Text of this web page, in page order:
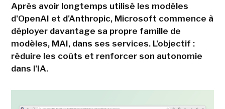
Après avoir longtemps utilisé les modèles
d'OpenAI et d'Anthropic, Microsoft commence à
déployer davantage sa propre famille de
modèles, MAI, dans ses services. L'objectif :
réduire les coûts et renforcer son autonomie
dans l'IA.